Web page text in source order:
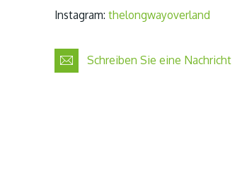
Instagram: thelongwayoverland
Schreiben Sie eine Nachricht